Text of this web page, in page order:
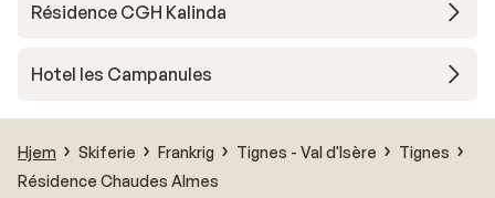
Résidence CGH Kalinda
Hotel les Campanules
Hjem Skiferie Frankrig Tignes - Val d'Isère
Tignes
Résidence Chaudes Almes